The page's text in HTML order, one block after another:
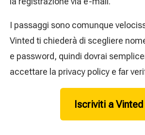
I passaggi sono comunque
Vinted ti chiederà di scegliere
e password, quindi dovrai
accettare la privacy policy e far
Iscriviti a Vinted